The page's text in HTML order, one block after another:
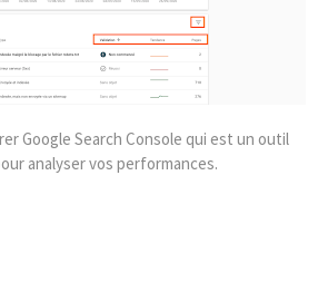
Google Search Console qui est un outil
analyser vos performances.